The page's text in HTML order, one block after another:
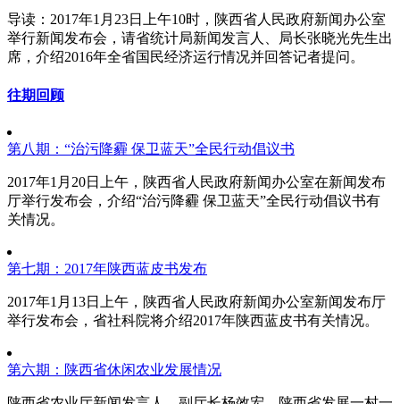
导读：2017年1月23日上午10时，陕西省人民政府新闻办公室
举行新闻发布会，请省统计局新闻发言人、局长张晓光先生出
席，介绍2016年全省国民经济运行情况并回答记者提问。
往期回顾
第八期：“治污降霾 保卫蓝天”全民行动倡议书
2017年1月20日上午，陕西省人民政府新闻办公室在新闻发布
厅举行发布会，介绍“治污降霾 保卫蓝天”全民行动倡议书有
关情况。
第七期：2017年陕西蓝皮书发布
2017年1月13日上午，陕西省人民政府新闻办公室新闻发布厅
举行发布会，省社科院将介绍2017年陕西蓝皮书有关情况。
第六期：陕西省休闲农业发展情况